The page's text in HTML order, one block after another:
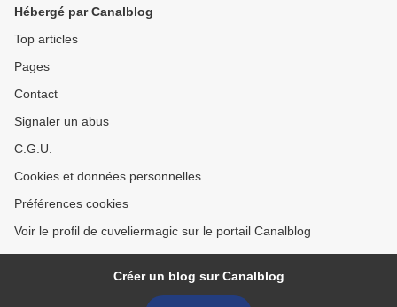
Hébergé par Canalblog
Top articles
Pages
Contact
Signaler un abus
C.G.U.
Cookies et données personnelles
Préférences cookies
Voir le profil de cuveliermagic sur le portail Canalblog
Créer un blog sur Canalblog